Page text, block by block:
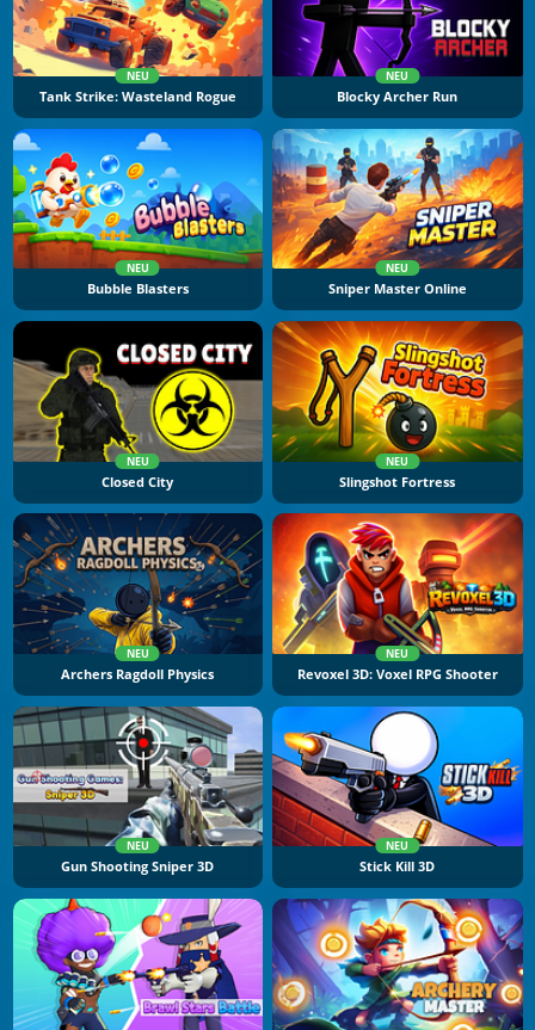
NEU
Tank Strike: Wasteland Rogue
NEU
Blocky Archer Run
NEU
Bubble Blasters
NEU
Sniper Master Online
NEU
Closed City
NEU
Slingshot Fortress
NEU
Archers Ragdoll Physics
NEU
Revoxel 3D: Voxel RPG Shooter
NEU
Gun Shooting Sniper 3D
NEU
Stick Kill 3D